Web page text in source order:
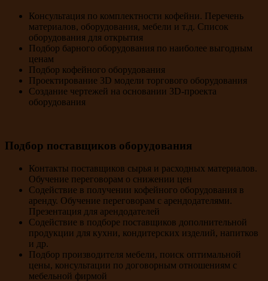
Консультация по комплектности кофейни. Перечень
материалов, оборудования, мебели и т.д. Список
оборудования для открытия
Подбор барного оборудования по наиболее выгодным
ценам
Подбор кофейного оборудования
Проектирование 3D модели торгового оборудования
Создание чертежей на основании 3D-проекта
оборудования
Подбор поставщиков оборудования
Контакты поставщиков сырья и расходных материалов.
Обучение переговорам о снижении цен
Содействие в получении кофейного оборудования в
аренду. Обучение переговорам с арендодателями.
Презентация для арендодателей
Содействие в подборе поставщиков дополнительной
продукции для кухни, кондитерских изделий, напитков
и др.
Подбор производителя мебели, поиск оптимальной
цены, консультации по договорным отношениям с
мебельной фирмой